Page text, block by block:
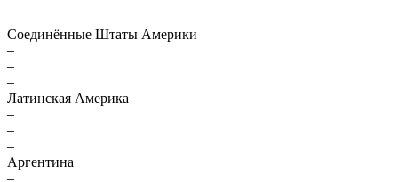
–
Соединённые Штаты Америки
–
–
–
Латинская Америка
–
–
–
Аргентина
–